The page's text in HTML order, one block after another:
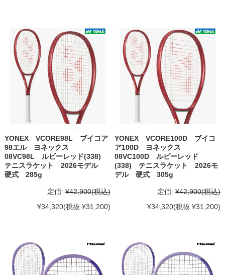
YONEX VCORE98L ブイコア
98エル ヨネックス
08VC98L ルビーレッド(338)
テニスラケット 2026モデル
硬式 285g
定価: ¥42,900(税込)
¥34,320(税抜 ¥31,200)
YONEX VCORE100D ブイコ
ア100D ヨネックス
08VC100D ルビーレッド
(338) テニスラケット 2026モ
デル 硬式 305g
定価: ¥42,900(税込)
¥34,320(税抜 ¥31,200)